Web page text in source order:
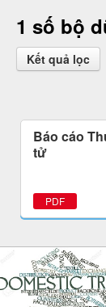
1 số bộ
Kết quả lọc
Báo cáo
tử
PDF